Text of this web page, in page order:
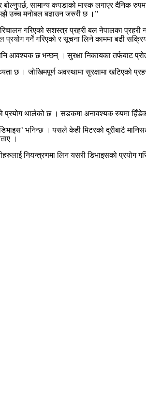
सामान्य कपडाको मास्क लगाएर दैनिक
अझै उच्च मनोबल बढाउन जरुरी छ ।”
गरिएको सशस्त्र प्रहरी बल नेपालका
प्रयोग गर्ने गरिएको र सूचना लिने काममा बढी
आवश्यक छ भन्छन् । सुरक्षा निकायका तर्फबाट
छ । जोखिमपूर्ण अवस्थामा सुरक्षामा खटिएको
थालेको छ । सडकमा अनावश्यक रुपमा
भनिन्छ । यसले केही मिटरको दूरीबाटै
।
नियन्त्रणमा लिन यसरी डिभाइसको प्रयोग